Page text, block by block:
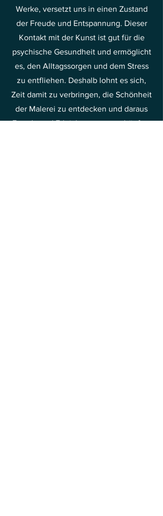
Werke, versetzt uns in einen Zustand
der Freude und Entspannung. Dieser
Kontakt mit der Kunst ist gut für die
psychische Gesundheit und ermöglicht
es, den Alltagssorgen und dem Stress
zu entfliehen. Deshalb lohnt es sich,
Zeit damit zu verbringen, die Schönheit
der Malerei zu entdecken und daraus
Freude und Erleichterung zu schöpfen.